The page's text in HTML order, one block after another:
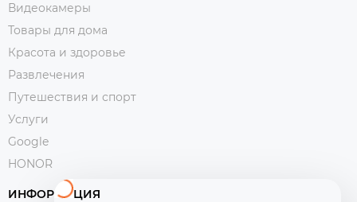
Видеокамеры
Товары для дома
Красота и здоровье
Развлечения
Путешествия и спорт
Услуги
Google
HONOR
ИНФОРМАЦИЯ